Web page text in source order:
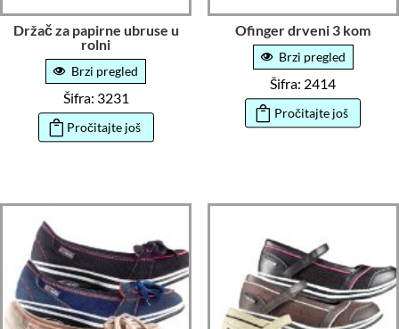
Držač za papirne ubruse u
rolni
Brzi pregled
Šifra: 3231
Pročitajte još
Ofinger drveni 3 kom
Brzi pregled
Šifra: 2414
Pročitajte još